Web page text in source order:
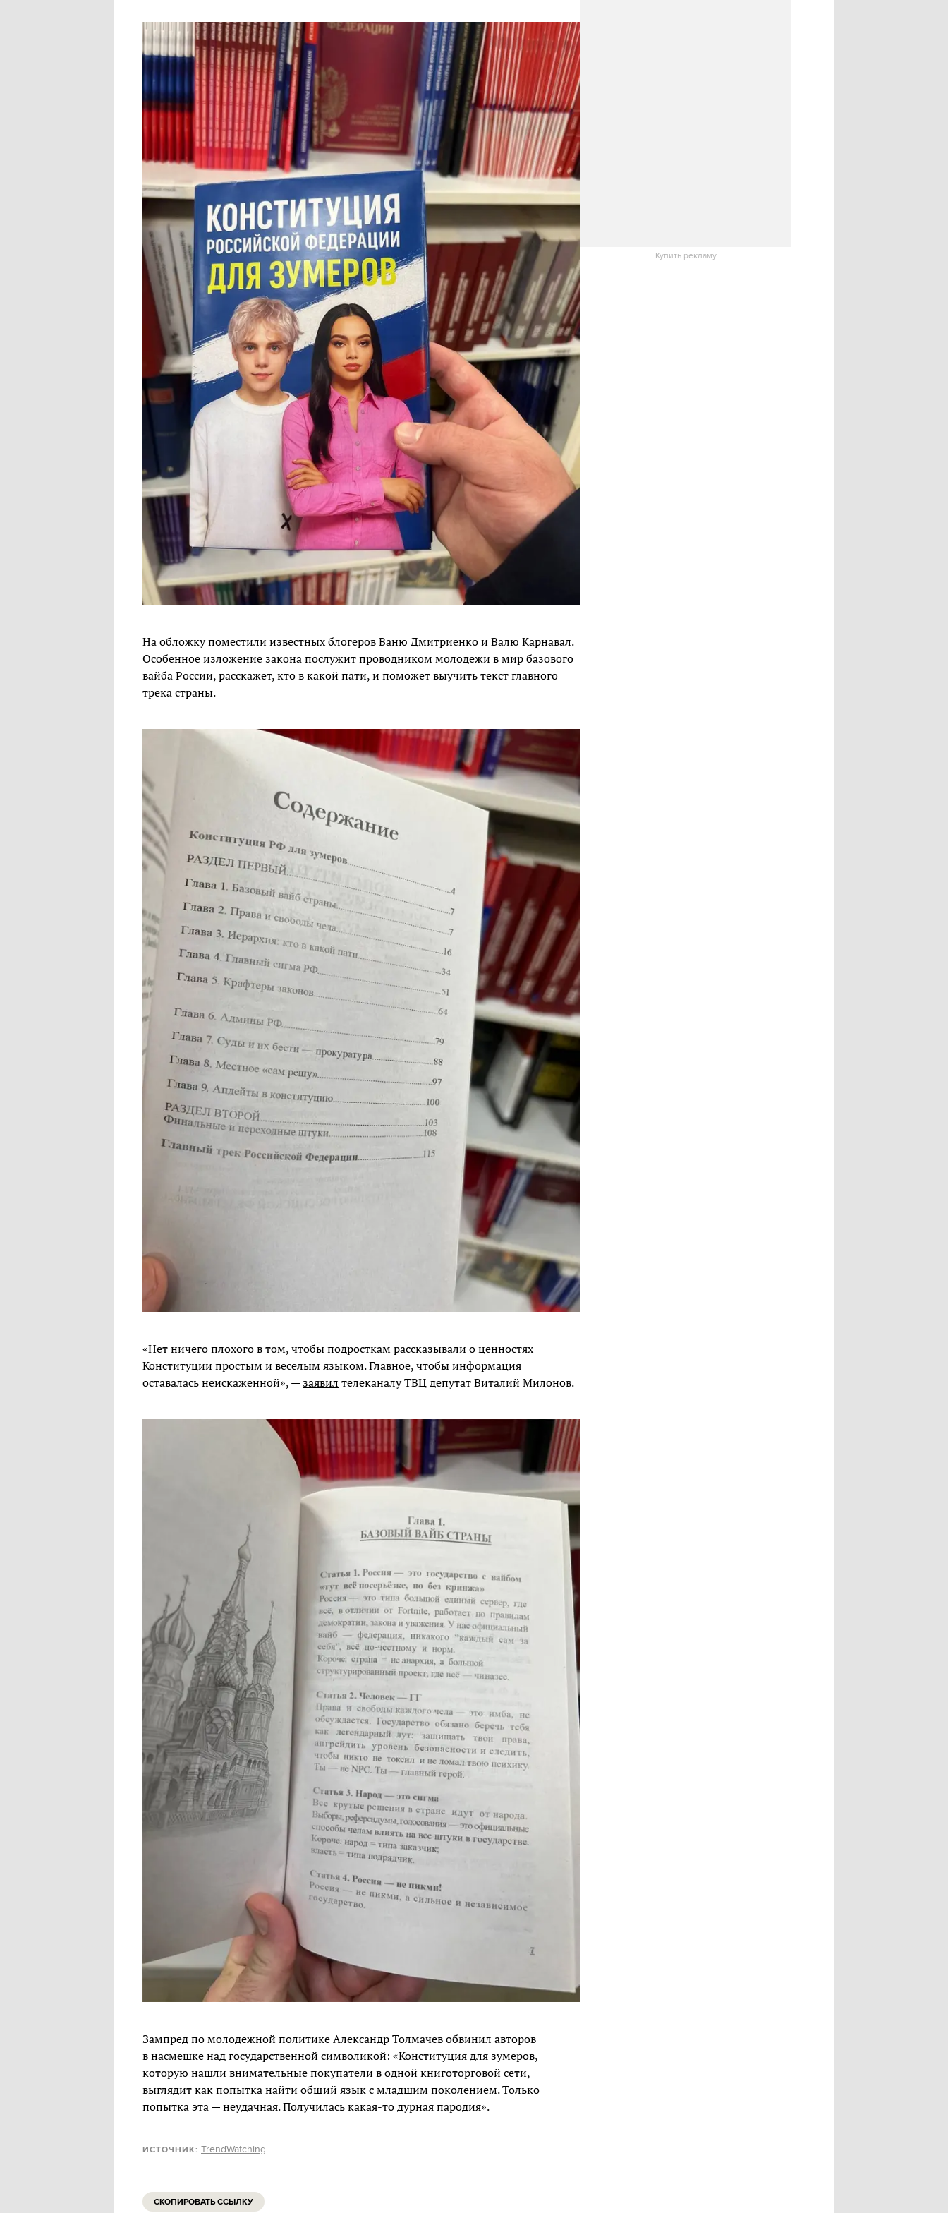
На обложку поместили известных блогеров Ваню Дмитриенко и Валю Карнавал.
Особенное изложение закона послужит проводником молодежи в мир базового
вайба России, расскажет, кто в какой пати, и поможет выучить текст главного
трека страны.
«Нет ничего плохого в том, чтобы подросткам рассказывали о ценностях
Конституции простым и веселым языком. Главное, чтобы информация
оставалась неискаженной», —заявил телеканалу ТВЦ депутат Виталий Милонов.
Зампред по молодежной политике Александр Толмачевобвинил авторов
в насмешке над государственной символикой: «Конституция для зумеров,
которую нашли внимательные покупатели в одной книготорговой сети,
выглядит как попытка найти общий язык с младшим поколением. Только
попытка эта — неудачная. Получилась какая-то дурная пародия».
ИСТОЧНИК: TrendWatching
Купить рекламу
СКОПИРОВАТЬ ССЫЛКУ